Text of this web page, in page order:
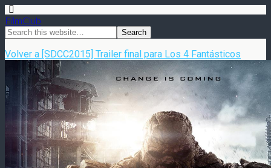
FilmClub
Volver a [SDCC2015] Trailer final para Los 4 Fantásticos